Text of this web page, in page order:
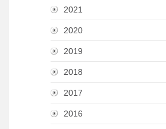
2021
2020
2019
2018
2017
2016